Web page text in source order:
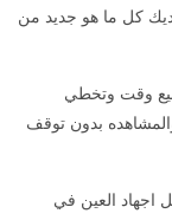
كل ما هو جديد من
وقت وتخطي
بدون توقف
اجهاد العين في